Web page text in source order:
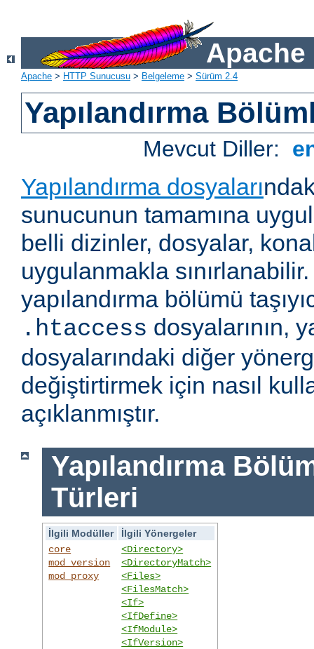
Apache
Apache > HTTP Sunucusu > Belgeleme > Sürüm 2.4
Yapılandırma
Mevcut Diller:
Yapılandırma dosyaları
sunucunun tamamına
belli dizinler, dosyalar,
uygulanmakla
yapılandırma bölümü
.htaccess dosyalarının,
dosyalarındaki diğer
değiştirtirmek için nasıl
açıklanmıştır.
Yapılandırma
Türleri
İlgili Modüller
İlgili Yönergeler
core
mod_version
mod_proxy
<Directory>
<DirectoryMatch>
<Files>
<FilesMatch>
<If>
<IfDefine>
<IfModule>
<IfVersion>